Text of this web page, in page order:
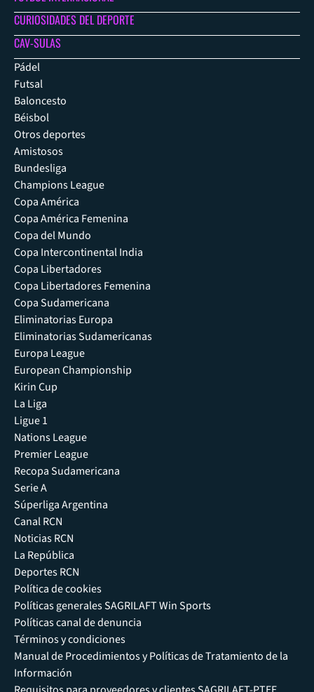
CURIOSIDADES DEL DEPORTE
CAV-SULAS
Pádel
Futsal
Baloncesto
Béisbol
Otros deportes
Amistosos
Bundesliga
Champions League
Copa América
Copa América Femenina
Copa del Mundo
Copa Intercontinental India
Copa Libertadores
Copa Libertadores Femenina
Copa Sudamericana
Eliminatorias Europa
Eliminatorias Sudamericanas
Europa League
European Championship
Kirin Cup
La Liga
Ligue 1
Nations League
Premier League
Recopa Sudamericana
Serie A
Súperliga Argentina
Canal RCN
Noticias RCN
La República
Deportes RCN
Política de cookies
Políticas generales SAGRILAFT Win Sports
Políticas canal de denuncia
Términos y condiciones
Manual de Procedimientos y Políticas de Tratamiento de la
Información